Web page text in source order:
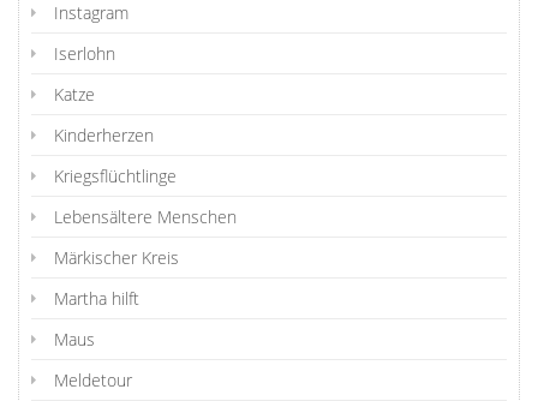
Instagram
Iserlohn
Katze
Kinderherzen
Kriegsflüchtlinge
Lebensältere Menschen
Märkischer Kreis
Martha hilft
Maus
Meldetour